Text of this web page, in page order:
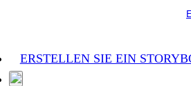
ERSTELLEN SIE EIN